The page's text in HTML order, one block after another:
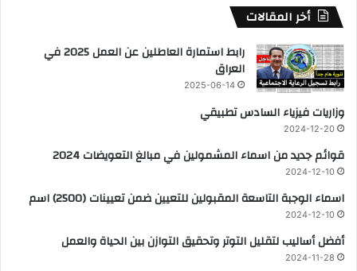
أخر المقالات
رابط استمارة العاطلين عن العمل 2025 في
العراق
2025-06-14
وزاريات فيزياء السادس تطبيقي
2024-12-20
قوائم جديد من اسماء المشمولين في مبالغ التعويضات 2024
2024-12-10
اسماء الوجبة التاسعة المقبولين للتعيين ضمن تعيينات (2500) اسم
2024-12-10
أفضل أساليب لتقليل التوتر وتحقيق التوازن بين الحياة والعمل
2024-11-28